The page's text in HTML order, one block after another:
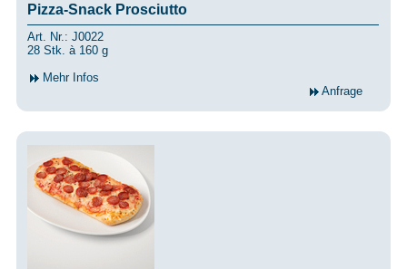
Pizza-Snack Prosciutto
Art. Nr.: J0022
28 Stk. à 160 g
Mehr Infos
Anfrage